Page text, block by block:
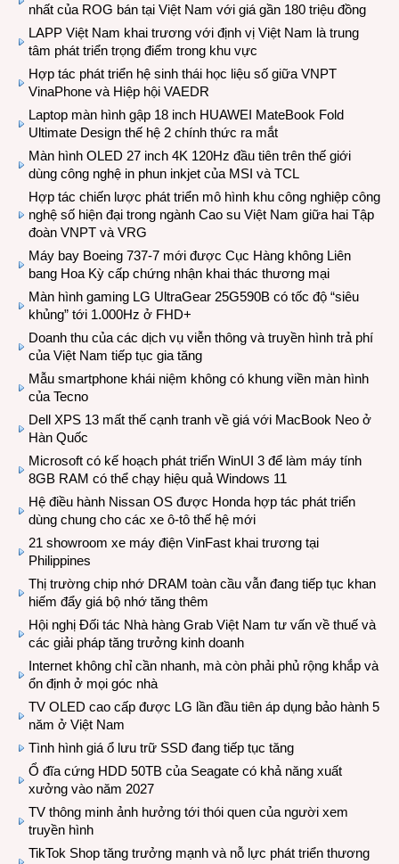
nhất của ROG bán tại Việt Nam với giá gần 180 triệu đồng
LAPP Việt Nam khai trương với định vị Việt Nam là trung
tâm phát triển trọng điểm trong khu vực
Hợp tác phát triển hệ sinh thái học liệu số giữa VNPT
VinaPhone và Hiệp hội VAEDR
Laptop màn hình gập 18 inch HUAWEI MateBook Fold
Ultimate Design thế hệ 2 chính thức ra mắt
Màn hình OLED 27 inch 4K 120Hz đầu tiên trên thế giới
dùng công nghệ in phun inkjet của MSI và TCL
Hợp tác chiến lược phát triển mô hình khu công nghiệp công
nghệ số hiện đại trong ngành Cao su Việt Nam giữa hai Tập
đoàn VNPT và VRG
Máy bay Boeing 737-7 mới được Cục Hàng không Liên
bang Hoa Kỳ cấp chứng nhận khai thác thương mại
Màn hình gaming LG UltraGear 25G590B có tốc độ “siêu
khủng” tới 1.000Hz ở FHD+
Doanh thu của các dịch vụ viễn thông và truyền hình trả phí
của Việt Nam tiếp tục gia tăng
Mẫu smartphone khái niệm không có khung viền màn hình
của Tecno
Dell XPS 13 mất thế cạnh tranh về giá với MacBook Neo ở
Hàn Quốc
Microsoft có kế hoạch phát triển WinUI 3 để làm máy tính
8GB RAM có thể chạy hiệu quả Windows 11
Hệ điều hành Nissan OS được Honda hợp tác phát triển
dùng chung cho các xe ô-tô thế hệ mới
21 showroom xe máy điện VinFast khai trương tại
Philippines
Thị trường chip nhớ DRAM toàn cầu vẫn đang tiếp tục khan
hiếm đẩy giá bộ nhớ tăng thêm
Hội nghị Đối tác Nhà hàng Grab Việt Nam tư vấn về thuế và
các giải pháp tăng trưởng kinh doanh
Internet không chỉ cần nhanh, mà còn phải phủ rộng khắp và
ổn định ở mọi góc nhà
TV OLED cao cấp được LG lần đầu tiên áp dụng bảo hành 5
năm ở Việt Nam
Tình hình giá ổ lưu trữ SSD đang tiếp tục tăng
Ổ đĩa cứng HDD 50TB của Seagate có khả năng xuất
xưởng vào năm 2027
TV thông minh ảnh hưởng tới thói quen của người xem
truyền hình
TikTok Shop tăng trưởng mạnh và nỗ lực phát triển thương